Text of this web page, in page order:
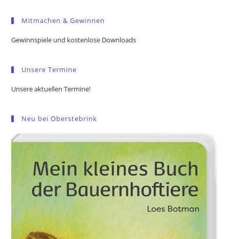
Mitmachen & Gewinnen
Gewinnspiele und kostenlose Downloads
Unsere Termine
Unsere aktuellen Termine!
Neu bei Oberstebrink